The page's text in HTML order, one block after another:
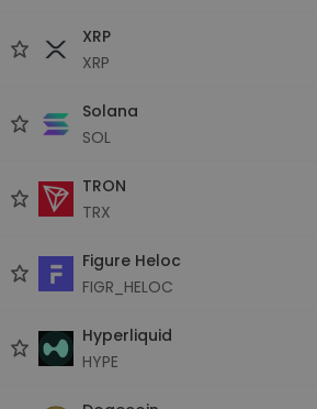
XRP
XRP
Solana
SOL
TRON
TRX
Figure Heloc
FIGR_HELOC
Hyperliquid
HYPE